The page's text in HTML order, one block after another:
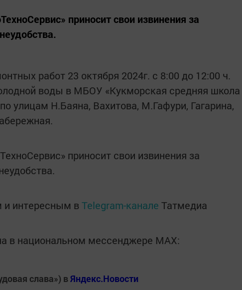
приносит свои извинения за
работ 23 октября 2024г. с 8:00 до 12:00 ч.
воды в МБОУ «Кукморская средняя школа
улицам Н.Баяна, Вахитова, М.Гафури, Гагарина,
приносит свои извинения за
интересным в Telegram-канале Татмедиа
в национальном мессенджере MАХ:
слава») вЯндекс.Новости